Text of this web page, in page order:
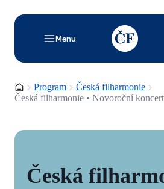
Menu
TODO: Add
Domovská stránka
Program
Česká filharmonie
Česká filharmonie • Novoroční koncert
Česká